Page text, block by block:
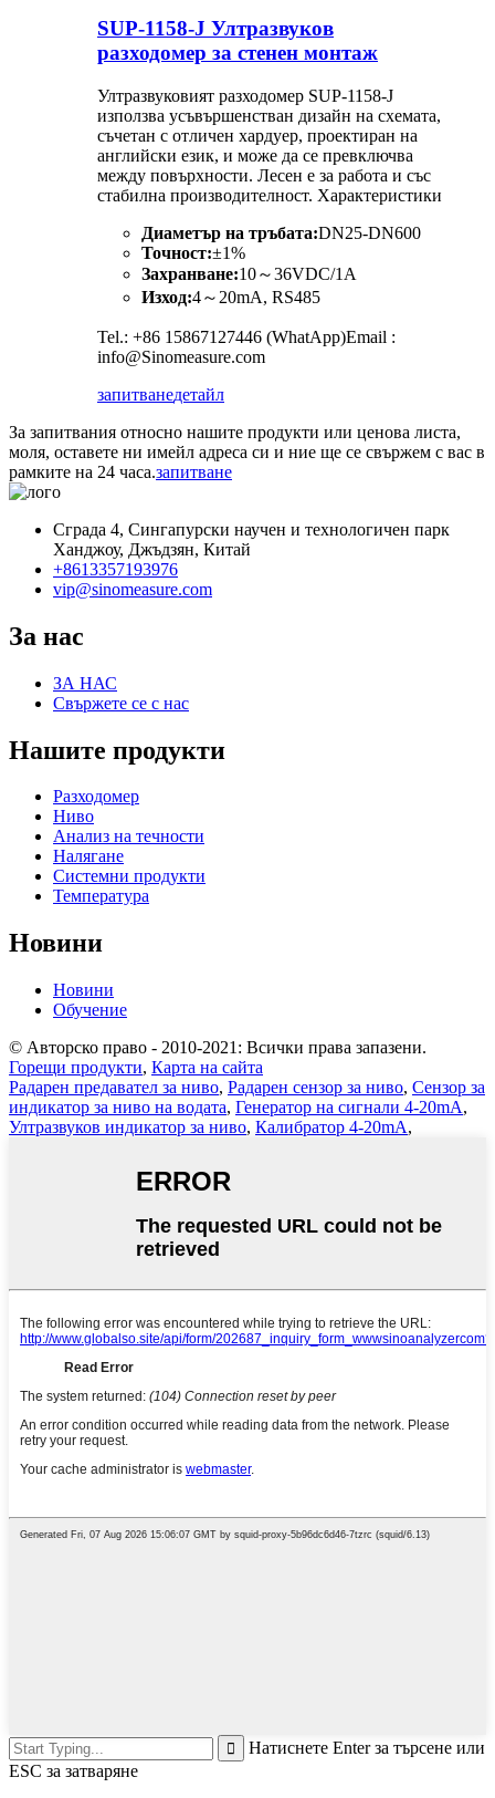
SUP-1158-J Ултразвуков
разходомер за стенен монтаж
Ултразвуковият разходомер SUP-1158-J
използва усъвършенстван дизайн на схемата,
съчетан с отличен хардуер, проектиран на
английски език, и може да се превключва
между повърхности. Лесен е за работа и със
стабилна производителност. Характеристики
Диаметър на тръбата:DN25-DN600
Точност:±1%
Захранване:10～36VDC/1A
Изход:4～20mA, RS485
Tel.: +86 15867127446 (WhatApp)Email :
info@Sinomeasure.com
запитванедетайл
За запитвания относно нашите продукти или ценова листа,
моля, оставете ни имейл адреса си и ние ще се свържем с вас в
рамките на 24 часа.запитване
Сграда 4, Сингапурски научен и технологичен парк
Ханджоу, Джъдзян, Китай
+8613357193976
vip@sinomeasure.com
За нас
ЗА НАС
Свържете се с нас
Нашите продукти
Разходомер
Ниво
Анализ на течности
Налягане
Системни продукти
Температура
Новини
Новини
Обучение
© Авторско право - 2010-2021: Всички права запазени.
Горещи продукти, Карта на сайта
Радарен предавател за ниво, Радарен сензор за ниво, Сензор за
индикатор за ниво на водата, Генератор на сигнали 4-20mA,
Ултразвуков индикатор за ниво, Калибратор 4-20mA,
Натиснете Enter за търсене или
ESC за затваряне